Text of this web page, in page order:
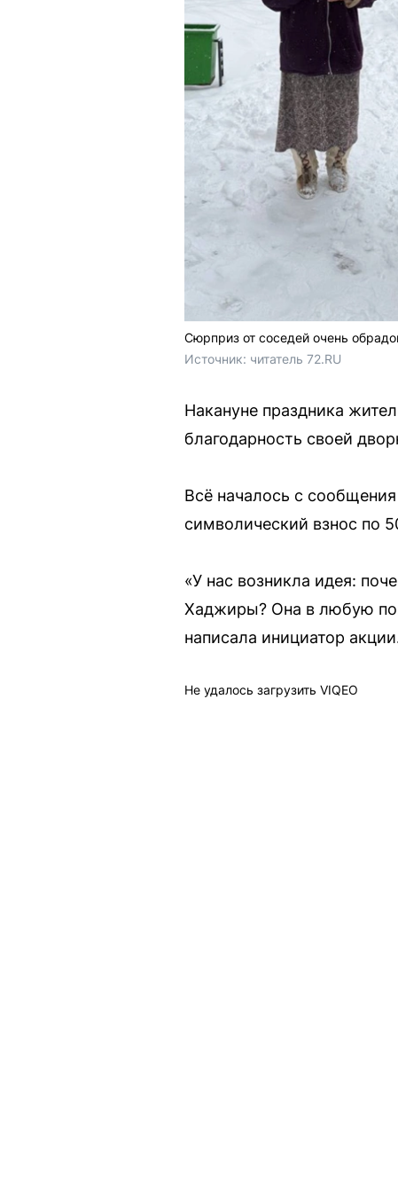
Сюрприз от соседей очень
Источник: читатель 72.RU
Накануне праздника
благодарность своей
Всё началось с
символический взнос по
«У нас возникла идея:
Хаджиры? Она в любую
написала инициатор
Не удалось загрузить VIQEO